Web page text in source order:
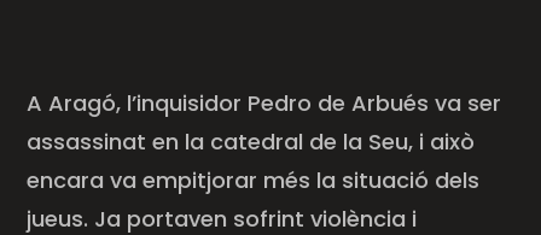
A Aragó, l’inquisidor Pedro deArbués va ser
assassinat en la catedral de la Seu, i això
encara va empitjorar més la situació dels
jueus. Ja portaven sofrint violència i